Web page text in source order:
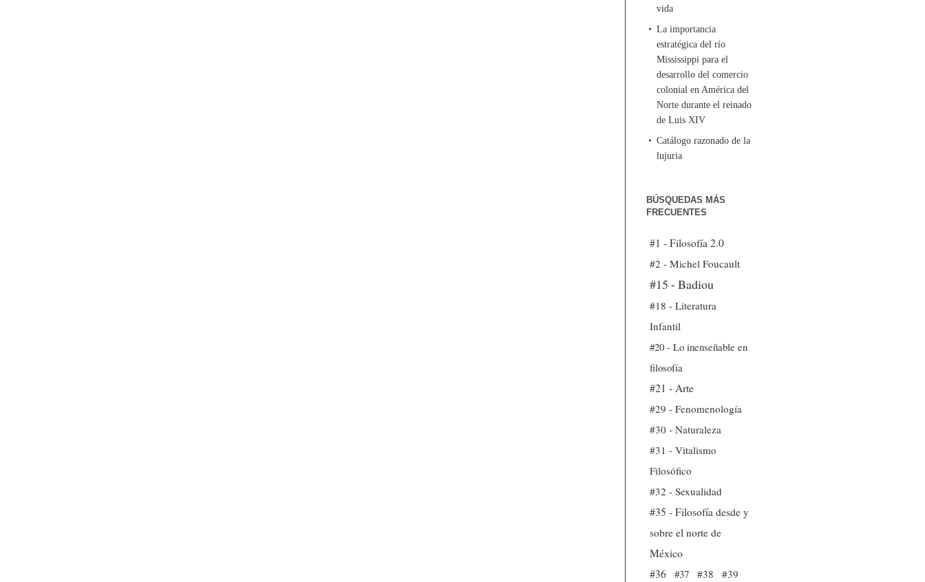
vida
La importancia
estratégica del río
Mississippi para el
desarrollo del comercio
colonial en América del
Norte durante el reinado
de Luis XIV
Catálogo razonado de la
lujuria
BÚSQUEDAS MÁS
FRECUENTES
#1 - Filosofía 2.0
#2 - Michel Foucault
#15 - Badiou
#18 - Literatura
Infantil
#20 - Lo inenseñable en
filosofía
#21 - Arte
#29 - Fenomenología
#30 - Naturaleza
#31 - Vitalismo
Filosófico
#32 - Sexualidad
#35 - Filosofía desde y
sobre el norte de
México
#36
#37 #38
#39